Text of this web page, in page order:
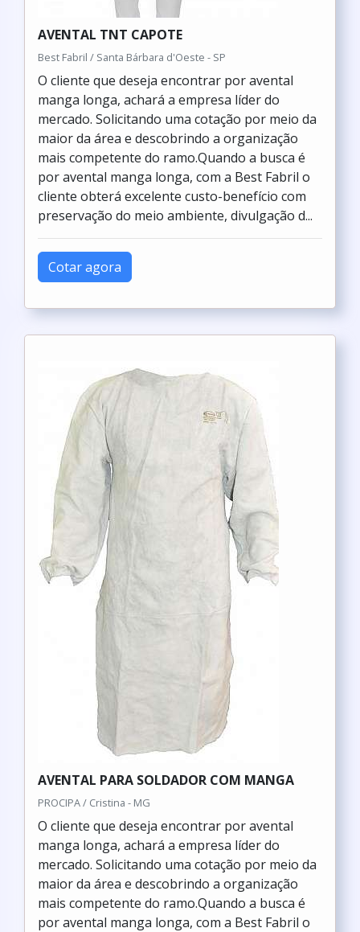
AVENTAL TNT CAPOTE
Best Fabril / Santa Bárbara d'Oeste - SP
O cliente que deseja encontrar por avental
manga longa, achará a empresa líder do
mercado. Solicitando uma cotação por meio da
maior da área e descobrindo a organização
mais competente do ramo.Quando a busca é
por avental manga longa, com a Best Fabril o
cliente obterá excelente custo-benefício com
preservação do meio ambiente, divulgação d...
Cotar agora
AVENTAL PARA SOLDADOR COM MANGA
PROCIPA / Cristina - MG
O cliente que deseja encontrar por avental
manga longa, achará a empresa líder do
mercado. Solicitando uma cotação por meio da
maior da área e descobrindo a organização
mais competente do ramo.Quando a busca é
por avental manga longa, com a Best Fabril o